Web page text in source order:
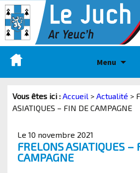
Menu
Vous êtes ici : Accueil > Actualité >
ASIATIQUES – FIN DE CAMPAGNE
Le 10 novembre 2021
FRELONS ASIATIQUES –
CAMPAGNE